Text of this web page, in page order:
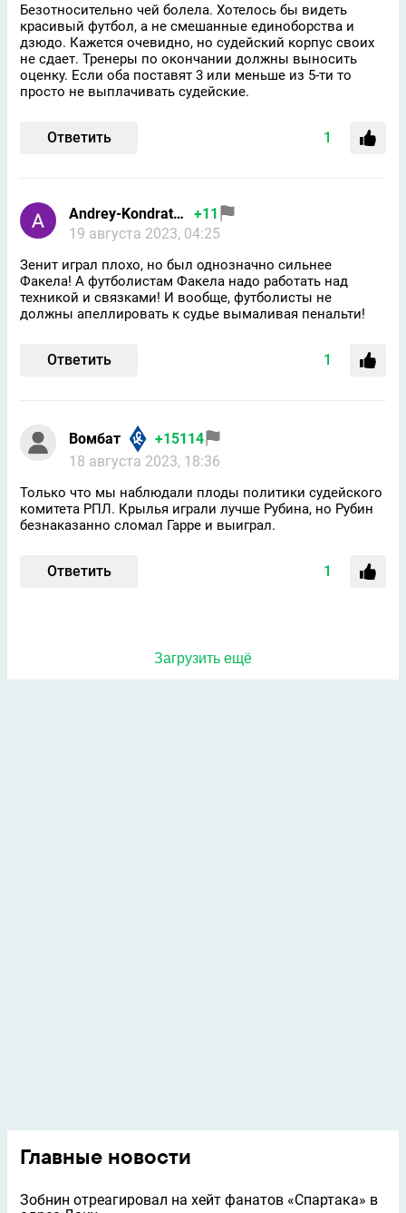
Безотносительно чей болела. Хотелось бы видеть
красивый футбол, а не смешанные единоборства и
дзюдо. Кажется очевидно, но судейский корпус своих
не сдает. Тренеры по окончании должны выносить
оценку. Если оба поставят 3 или меньше из 5-ти то
просто не выплачивать судейские.
Ответить 1
Andrey-Kondratew-google
+11
19 августа 2023, 04:25
Зенит играл плохо, но был однозначно сильнее
Факела! А футболистам Факела надо работать над
техникой и связками! И вообще, футболисты не
должны апеллировать к судье вымаливая пенальти!
Ответить 1
Вомбат
+15114
18 августа 2023, 18:36
Только что мы наблюдали плоды политики судейского
комитета РПЛ. Крылья играли лучше Рубина, но Рубин
безнаказанно сломал Гарре и выиграл.
Ответить 1
Загрузить ещё
Главные новости
Зобнин отреагировал на хейт фанатов «Спартака» в